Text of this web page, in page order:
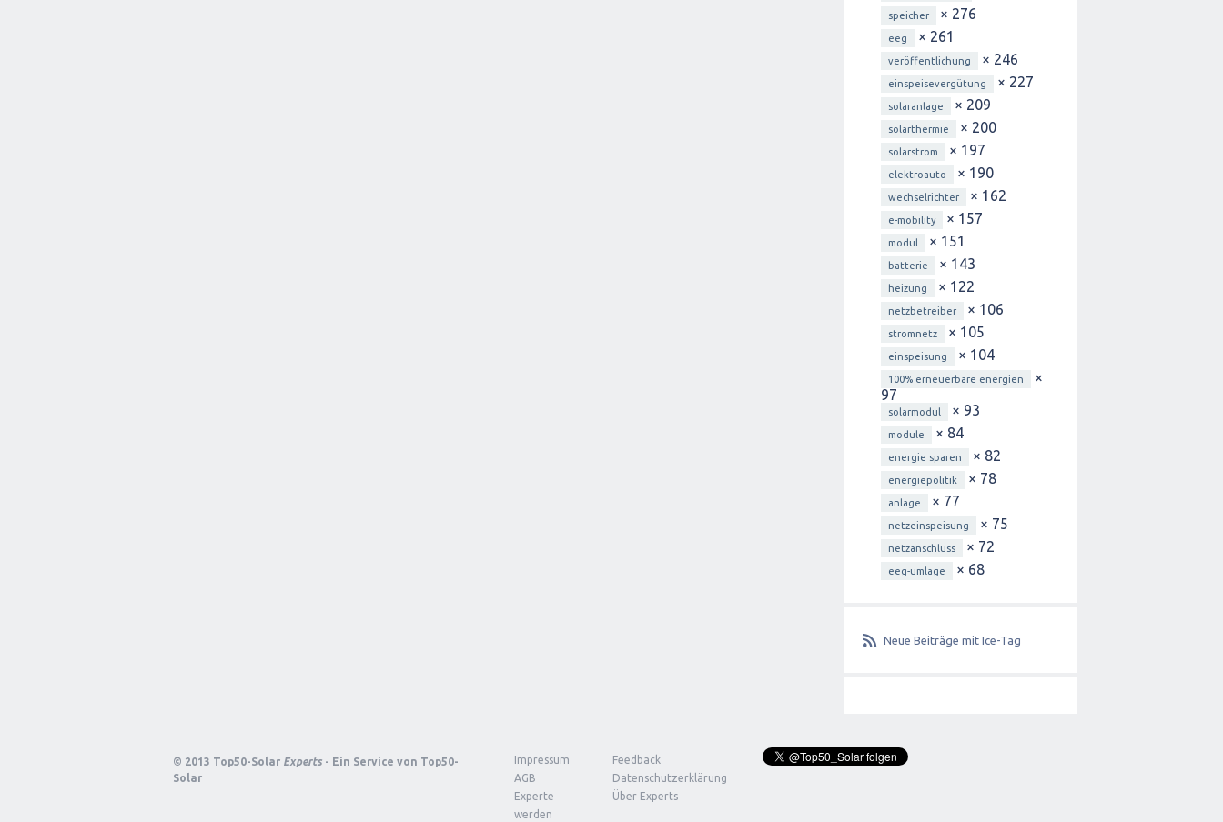
speicher × 276
eeg × 261
veröffentlichung × 246
einspeisevergütung × 227
solaranlage × 209
solarthermie × 200
solarstrom × 197
elektroauto × 190
wechselrichter × 162
e-mobility × 157
modul × 151
batterie × 143
heizung × 122
netzbetreiber × 106
stromnetz × 105
einspeisung × 104
100% erneuerbare energien
×
97
solarmodul × 93
module × 84
energie sparen × 82
energiepolitik × 78
anlage × 77
netzeinspeisung × 75
netzanschluss × 72
eeg-umlage × 68
Neue Beiträge mit Ice-Tag
© 2013 Top50-Solar Experts - Ein Service von Top50-
Solar
Impressum
Feedback
AGB
Datenschutzerklärung
Experte
werden
Über Experts